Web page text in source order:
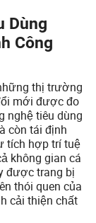
Dùng
Công
thị trường
mới được đo
nghệ tiêu dùng
còn tái định
tích hợp trí tuệ
không gian cá
được trang bị
thói quen của
cải thiện chất